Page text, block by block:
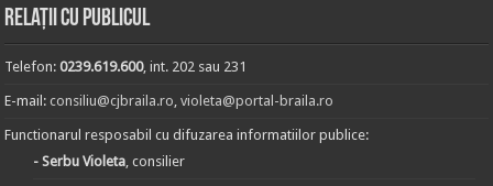
Relații cu publicul
Telefon:0239.619.600, int. 202 sau 231
E-mail:consiliu@cjbraila.ro,violeta@portal-braila.ro
Functionarul resposabil cu difuzarea informatiilor publice:
- Serbu Violeta, consilier